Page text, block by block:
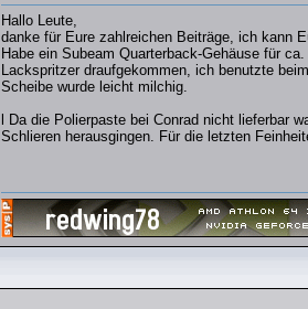
Hallo Leute,
danke für Eure zahlreichen Beiträge, ich kann
Habe ein Subeam Quarterback-Gehäuse für
Lackspritzer draufgekommen, ich benutzte
Scheibe wurde leicht milchig.
l Da die Polierpaste bei Conrad nicht lieferbar
Schlieren herausgingen. Für die letzten